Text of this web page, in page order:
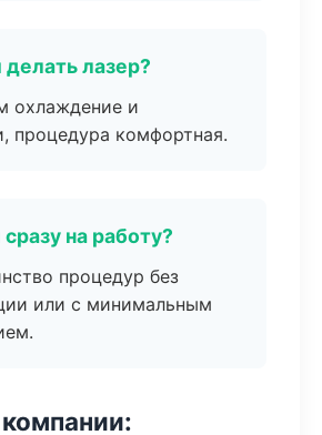
делать лазер?
охлаждение и
процедура комфортная.
на работу?
процедур без
или с минимальным